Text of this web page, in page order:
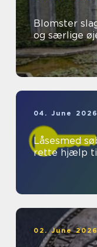
Blomster slagerup
og særlige
04. June 2026
Låsesmed søborg sådan
rette hjælp
02. June 2026